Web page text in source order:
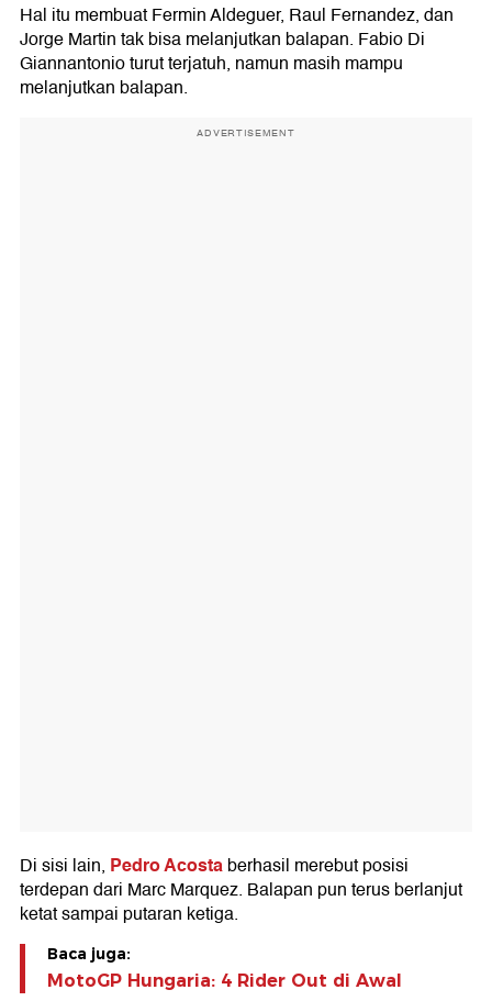
Hal itu membuat Fermin Aldeguer, Raul Fernandez, dan
Jorge Martin tak bisa melanjutkan balapan. Fabio Di
Giannantonio turut terjatuh, namun masih mampu
melanjutkan balapan.
ADVERTISEMENT
Di sisi lain, Pedro Acostaberhasil merebut posisi
terdepan dari Marc Marquez. Balapan pun terus berlanjut
ketat sampai putaran ketiga.
Baca juga:
MotoGP Hungaria: 4 Rider Out di Awal